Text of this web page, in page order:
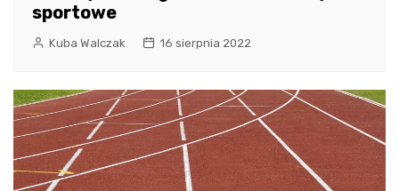
sportowe
Kuba Walczak 16 sierpnia 2022